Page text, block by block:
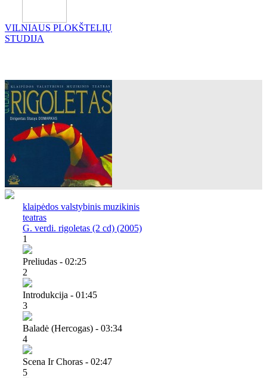
VILNIAUS PLOKŠTELIŲ
STUDIJA
klaipėdos valstybinis muzikinis
teatras
G. verdi. rigoletas (2 cd) (2005)
1
Preliudas - 02:25
2
Introdukcija - 01:45
3
Baladė (hercogas) - 03:34
4
Scena Ir Choras - 02:47
5